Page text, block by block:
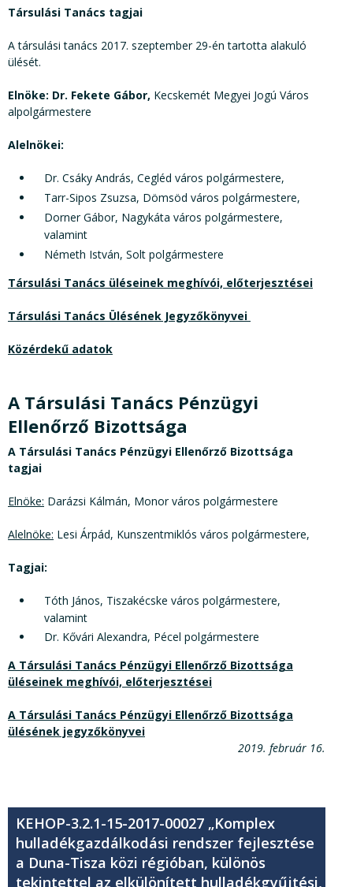
Társulási Tanács tagjai
A társulási tanács 2017. szeptember 29-én tartotta alakuló
ülését.
Elnöke: Dr. Fekete Gábor, Kecskemét Megyei Jogú Város
alpolgármestere
Alelnökei:
Dr. Csáky András, Cegléd város polgármestere,
Tarr-Sipos Zsuzsa, Dömsöd város polgármestere,
Dorner Gábor, Nagykáta város polgármestere,
valamint
Németh István, Solt polgármestere
Társulási Tanács üléseinek meghívói, előterjesztései
Társulási Tanács Ülésének Jegyzőkönyvei
Közérdekű adatok
A Társulási Tanács Pénzügyi
Ellenőrző Bizottsága
A Társulási Tanács Pénzügyi Ellenőrző Bizottsága
tagjai
Elnöke: Darázsi Kálmán, Monor város polgármestere
Alelnöke: Lesi Árpád, Kunszentmiklós város polgármestere,
Tagjai:
Tóth János, Tiszakécske város polgármestere,
valamint
Dr. Kővári Alexandra, Pécel polgármestere
A Társulási Tanács Pénzügyi Ellenőrző Bizottsága
üléseinek meghívói, előterjesztései
A Társulási Tanács Pénzügyi Ellenőrző Bizottsága
ülésének jegyzőkönyvei
2019. február 16.
KEHOP-3.2.1-15-2017-00027 „Komplex
hulladékgazdálkodási rendszer fejlesztése
a Duna-Tisza közi régióban, különös
tekintettel az elkülönített hulladékgyűjtési,